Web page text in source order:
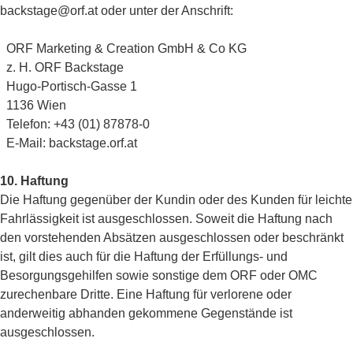
backstage@orf.at oder unter der Anschrift:
ORF Marketing & Creation GmbH & Co KG
z. H. ORF Backstage
Hugo-Portisch-Gasse 1
1136 Wien
Telefon: +43 (01) 87878-0
E-Mail: backstage.orf.at
10. Haftung
Die Haftung gegenüber der Kundin oder des Kunden für leichte
Fahrlässigkeit ist ausgeschlossen. Soweit die Haftung nach
den vorstehenden Absätzen ausgeschlossen oder beschränkt
ist, gilt dies auch für die Haftung der Erfüllungs- und
Besorgungsgehilfen sowie sonstige dem ORF oder OMC
zurechenbare Dritte. Eine Haftung für verlorene oder
anderweitig abhanden gekommene Gegenstände ist
ausgeschlossen.